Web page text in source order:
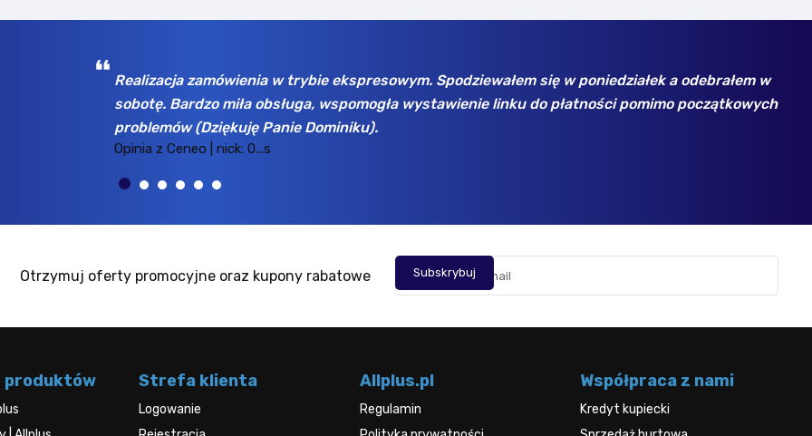
poniedziałek a odebrałem w
pomimo początkowych
Wybrany asortyment, jak np. dyski SSD Samsung - w bezkonkurencyjnych cenach.
tu już kilka razy dla rożnych firm, zawsze wszystko jest ok. Polecam!
Opinia z Ceneo | nick: k...n
Otrzymuj oferty promocyjne oraz kupony rabatowe
produktów Strefa klienta
Logowanie
Allplus.pl
Regulamin
Współpraca z nami
Kredyt kupiecki